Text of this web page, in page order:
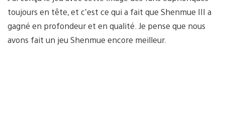
toujours en tête, et c’est ce qui a fait que Shenmue III a
gagné en profondeur et en qualité. Je pense que nous
avons fait un jeu Shenmue encore meilleur.